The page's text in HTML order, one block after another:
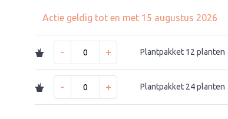
Actie geldig tot en met 15 augustus 2026
- + Plantpakket 12 planten
- + Plantpakket 24 planten